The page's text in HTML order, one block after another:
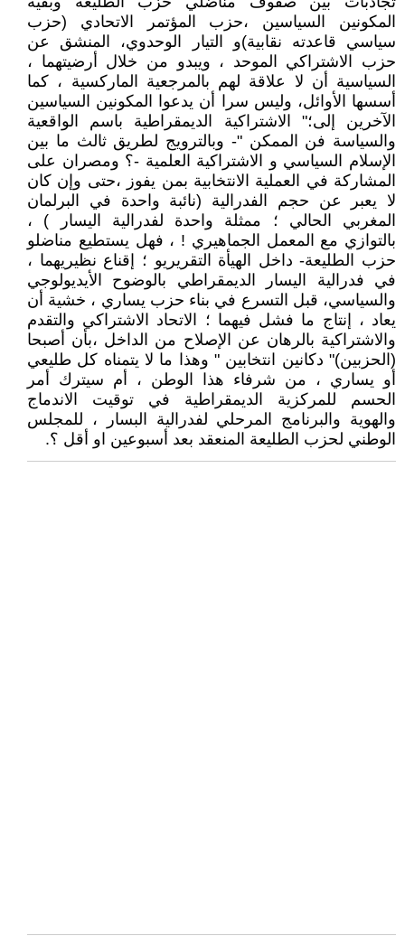
المكونين السياسين ،حزب المؤتمر الاتحادي (حزب
سياسي قاعدته نقابية)و التيار الوحدوي، المنشق عن
حزب الاشتراكي الموحد ، ويبدو من خلال أرضيتهما ،
السياسية أن لا علاقة لهم بالمرجعية الماركسية ، كما
أسسها الأوائل، وليس سرا أن يدعوا المكونين السياسين
الآخرين إلى؛" الاشتراكية الديمقراطية باسم الواقعية
والسياسة فن الممكن "- وبالترويج لطريق ثالث ما بين
الإسلام السياسي و الاشتراكية العلمية -؟ ومصران على
المشاركة في العملية الانتخابية بمن يفوز ،حتى وإن كان
لا يعبر عن حجم الفدرالية (نائبة واحدة في البرلمان
المغربي الحالي ؛ ممثلة واحدة لفدرالية اليسار ) ،
بالتوازي مع المعمل الجماهيري ! ، فهل يستطيع مناضلو
حزب الطليعة- داخل الهيأة التقريريو ؛ إقناع نظيريهما ،
في فدرالية اليسار الديمقراطي بالوضوح الأيديولوجي
والسياسي، قبل التسرع في بناء حزب يساري ، خشية أن
يعاد ، إنتاج ما فشل فيهما ؛ الاتحاد الاشتراكي والتقدم
والاشتراكية بالرهان عن الإصلاح من الداخل ،بأن أصبحا
(الحزبين)" دكانين انتخابين " وهذا ما لا يتمناه كل طليعي
أو يساري ، من شرفاء هذا الوطن ، أم سيترك أمر
الحسم للمركزية الديمقراطية في توقيت الاندماج
والهوية والبرنامج المرحلي لفدرالية البسار ، للمجلس
الوطني لحزب الطليعة المنعقد بعد أسبوعين او أقل ؟.